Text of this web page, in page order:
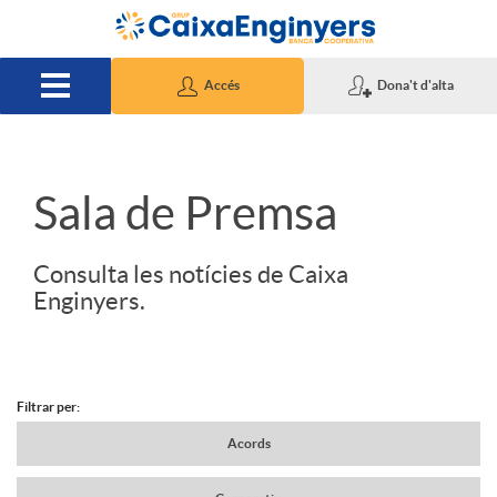
Salta al contingut principal
Accés Dona't d'alta
S
d
Sala de Premsa
Consulta les notícies de Caixa
Enginyers.
N
Filtrar per:
Acords